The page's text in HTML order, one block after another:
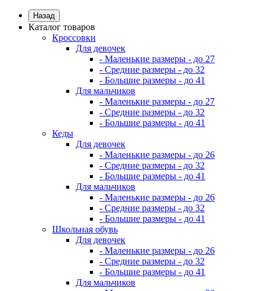
Назад
Каталог товаров
Кроссовки
Для девочек
- Маленькие размеры - до 27
- Средние размеры - до 32
- Большие размеры - до 41
Для мальчиков
- Маленькие размеры - до 27
- Средние размеры - до 32
- Большие размеры - до 41
Кеды
Для девочек
- Маленькие размеры - до 26
- Средние размеры - до 32
- Большие размеры - до 41
Для мальчиков
- Маленькие размеры - до 26
- Средние размеры - до 32
- Большие размеры - до 41
Школьная обувь
Для девочек
- Маленькие размеры - до 26
- Средние размеры - до 32
- Большие размеры - до 41
Для мальчиков